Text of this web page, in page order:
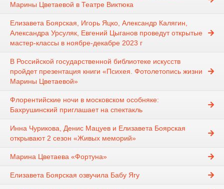
Марины Цветаевой в Театре Виктюка
Елизавета Боярская, Игорь Яцко, Александр Калягин,
Александра Урсуляк, Евгений Цыганов проведут открытые
мастер-классы в ноябре-декабре 2023 г
В Российской государственной библиотеке искусств
пройдет презентация книги «Психея. Фотолетопись жизни
Марины Цветаевой»
Флорентийские ночи в московском особняке:
Бахрушинский приглашает на спектакль
Инна Чурикова, Денис Мацуев и Елизавета Боярская
открывают 2 сезон «Живых меморий»
Марина Цветаева «Фортуна»
Елизавета Боярская озвучила Бабу Ягу